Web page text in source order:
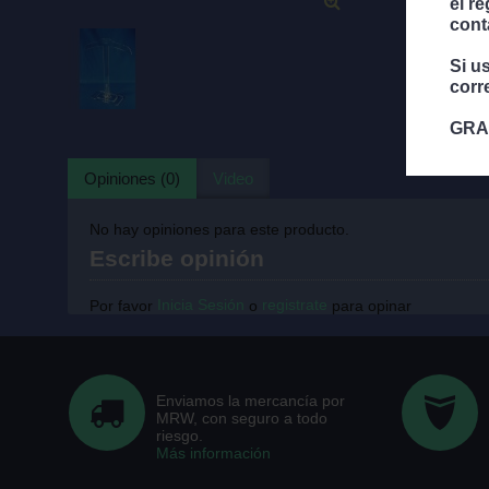
Si
Opiniones (0) Video
No hay opiniones para este producto.
Escribe opinión
Por favor Inicia Sesión o registrate para opinar
Enviamos la mercancía por
MRW, con seguro a todo
riesgo.
Más información